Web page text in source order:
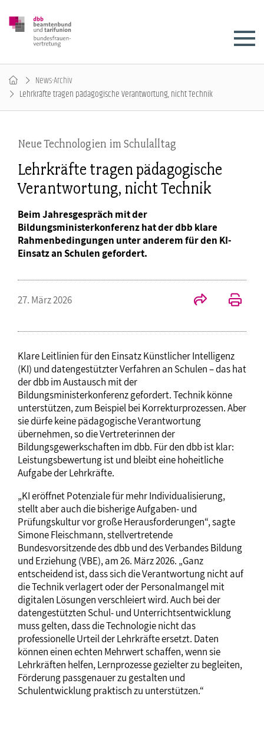
News-Archiv
Lehrkräfte tragen pädagogische Verantwortung, nicht Technik
Neue Technologien im Schulalltag
Lehrkräfte tragen pädagogische
Verantwortung, nicht Technik
Beim Jahresgespräch mit der
Bildungsministerkonferenz hat der dbb klare
Rahmenbedingungen unter anderem für den KI-
Einsatz an Schulen gefordert.
27. März 2026
Klare Leitlinien für den Einsatz Künstlicher Intelligenz
(KI) und datengestützter Verfahren an Schulen – das hat
der dbb im Austausch mit der
Bildungsministerkonferenz gefordert. Technik könne
unterstützen, zum Beispiel bei Korrekturprozessen. Aber
sie dürfe keine pädagogische Verantwortung
übernehmen, so die Vertreterinnen der
Bildungsgewerkschaften im dbb. Für den dbb ist klar:
Leistungsbewertung ist und bleibt eine hoheitliche
Aufgabe der Lehrkräfte.
„KI eröffnet Potenziale für mehr Individualisierung,
stellt aber auch die bisherige Aufgaben- und
Prüfungskultur vor große Herausforderungen“, sagte
Simone Fleischmann, stellvertretende
Bundesvorsitzende des dbb und des Verbandes Bildung
und Erziehung (VBE), am 26. März 2026. „Ganz
entscheidend ist, dass sich die Verantwortung nicht auf
die Technik verlagert oder der Personalmangel mit
digitalen Lösungen verschleiert wird. Auch bei der
datengestützten Schul- und Unterrichtsentwicklung
muss gelten, dass die Technologie nicht das
professionelle Urteil der Lehrkräfte ersetzt. Daten
können einen echten Mehrwert schaffen, wenn sie
Lehrkräften helfen, Lernprozesse gezielter zu begleiten,
Förderung passgenauer zu gestalten und
Schulentwicklung praktisch zu unterstützen.“